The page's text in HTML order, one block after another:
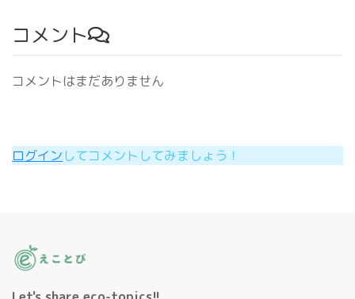
コメント
コメントはまだありません
ログインしてコメントしてみましょう！